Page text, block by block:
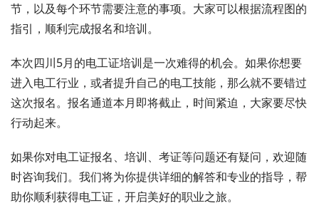
节，以及每个环节需要注意的事项。大家可以根据流程图的
指引，顺利完成报名和培训。
本次四川5月的电工证培训是一次难得的机会。如果你想要
进入电工行业，或者提升自己的电工技能，那么就不要错过
这次报名。报名通道本月即将截止，时间紧迫，大家要尽快
行动起来。
如果你对电工证报名、培训、考证等问题还有疑问，欢迎随
时咨询我们。我们将为你提供详细的解答和专业的指导，帮
助你顺利获得电工证，开启美好的职业之旅。